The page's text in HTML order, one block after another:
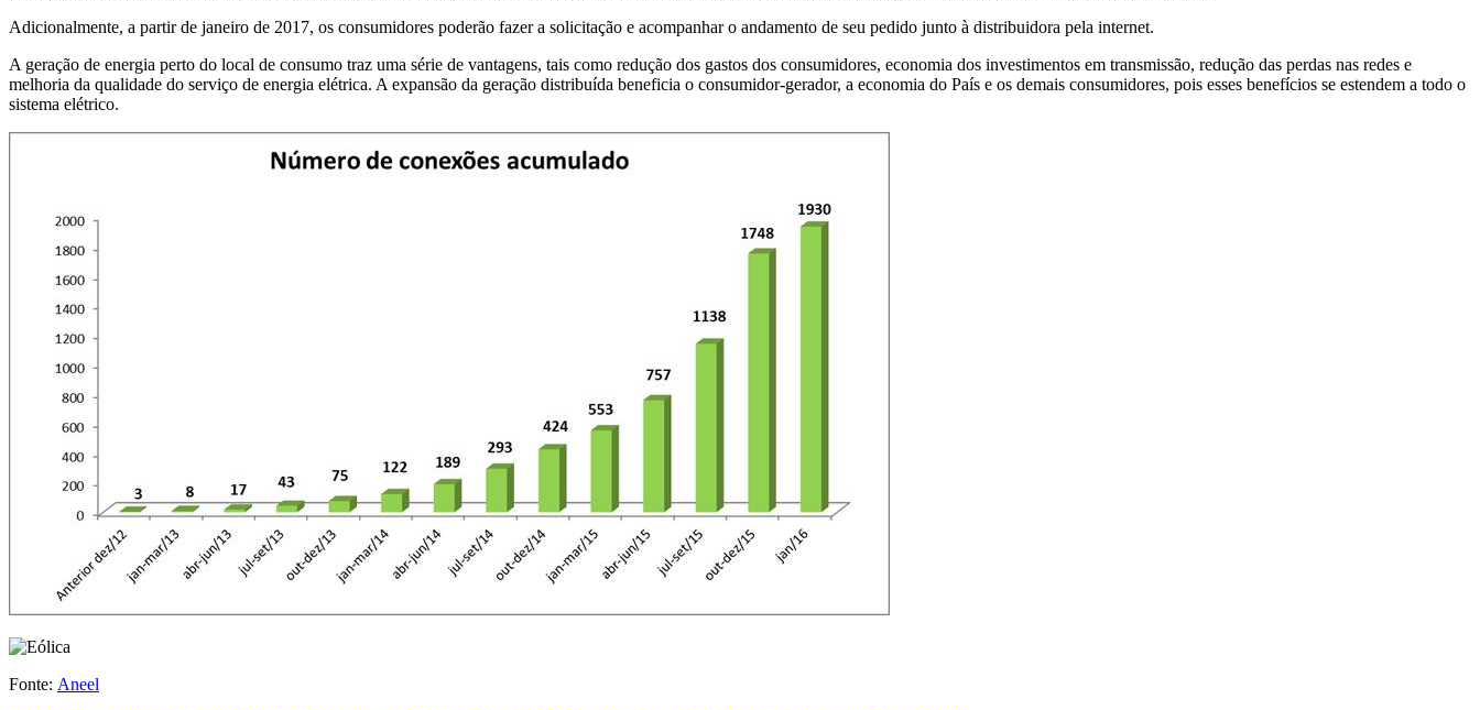
Adicionalmente, a partir de janeiro de 2017, os consumidores poderão fazer a solicitação e acompanhar o andamento de seu pedido junto à distribuidora pela internet.
A geração de energia perto do local de consumo traz uma série de vantagens, tais como redução dos gastos dos consumidores, economia dos investimentos em transmissão, redução das perdas nas redes e
melhoria da qualidade do serviço de energia elétrica. A expansão da geração distribuída beneficia o consumidor-gerador, a economia do País e os demais consumidores, pois esses benefícios se estendem a todo o
sistema elétrico.
Fonte: Aneel